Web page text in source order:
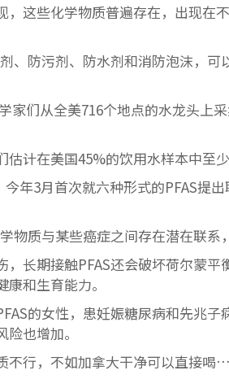
，这些化学物质普遍存在，出现在
、防污剂、防水剂和消防泡沫，
家们从全美716个地点的水龙头上
计在美国45%的饮用水样本中至
今年3月首次就六种形式的PFAS提
物质与某些癌症之间存在潜在联系
，长期接触PFAS还会破坏荷尔蒙
和生育能力。
的女性，患妊娠糖尿病和先兆
也增加。
不行，不如加拿大干净可以直接